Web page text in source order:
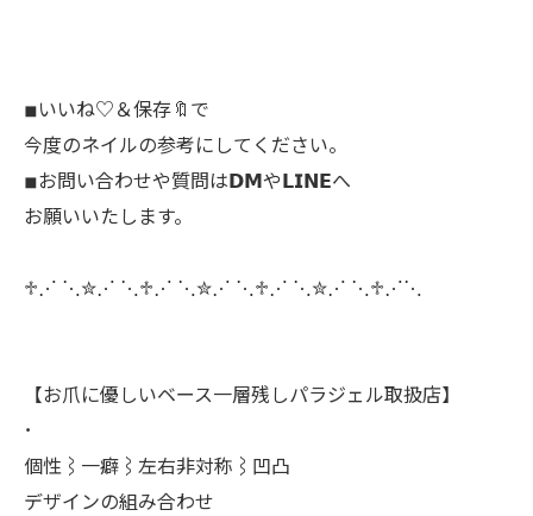
◾︎いいね♡＆保存🔖で
今度のネイルの参考にしてください。
◾︎お問い合わせや質問は𝗗𝗠や𝗟𝗜𝗡𝗘へ
お願いいたします。
♱⋰ ⋱✮⋰ ⋱♱⋰ ⋱✮⋰ ⋱♱⋰ ⋱✮⋰ ⋱♱⋰⋱
【お爪に優しいベース一層残しパラジェル取扱店】
･
個性⌇一癖⌇左右非対称⌇凹凸
デザインの組み合わせ